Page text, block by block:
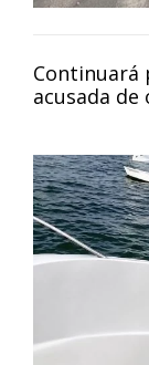
Continuará
acusada